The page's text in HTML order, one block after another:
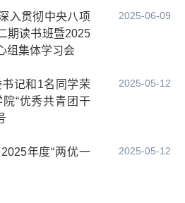
入贯彻中央八项
期读书班暨2025
组集体学习会
2025-06-09
记和1名同学荣
“优秀共青团干
2025-05-12
年度“两优一
2025-05-12